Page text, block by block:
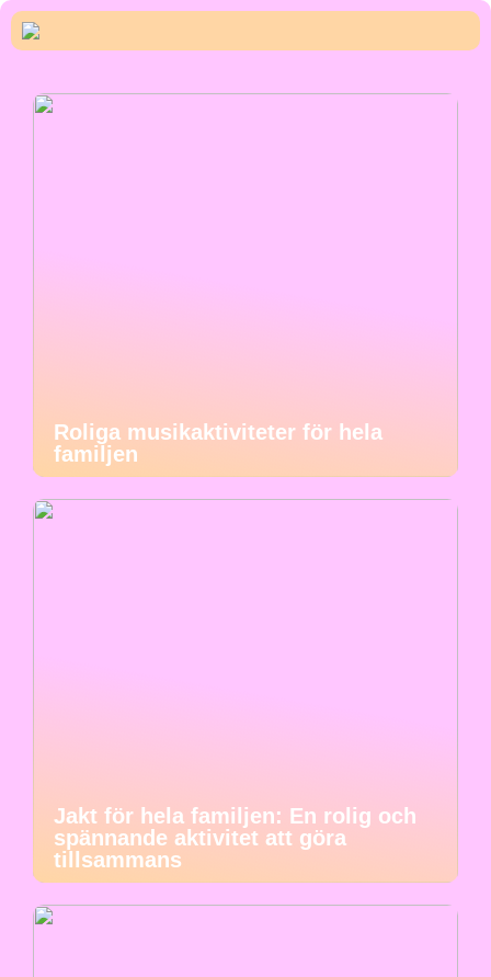
Roliga musikaktiviteter för hela
familjen
Jakt för hela familjen: En rolig och
spännande aktivitet att göra
tillsammans